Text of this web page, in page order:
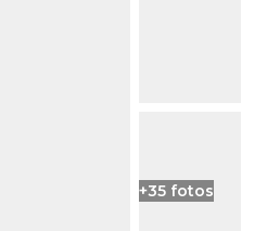
+35 fotos